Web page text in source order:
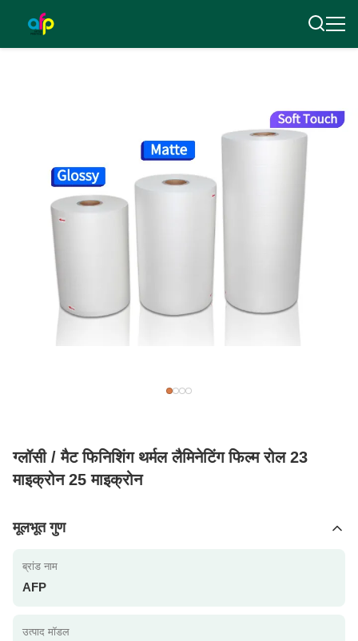
ग्लॉसी / मैट फिनिशिंग थर्मल लैमिनेटिंग फिल्म रोल 23
माइक्रोन 25 माइक्रोन
मूलभूत गुण
ब्रांड नाम
AFP
उत्पाद मॉडल